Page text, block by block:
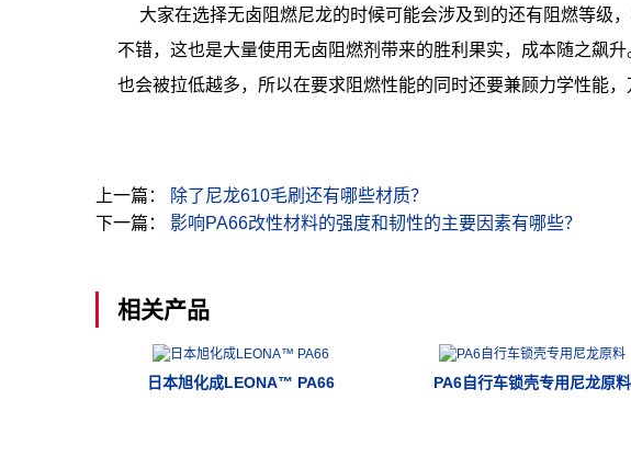
大家在选择无卤阻燃尼龙的时候可能会涉及到的还有阻燃等级
不错，这也是大量使用无卤阻燃剂带来的胜利果实，成本随之飙
也会被拉低越多，所以在要求阻燃性能的同时还要兼顾力学性能，
上一篇：
除了尼龙610毛刷还有哪些材质？
下一篇： 影响PA66改性材料的强度和韧性的主要因素有哪些？
相关产品
日本旭化成LEONA™ PA66 PA6自行车锁壳专用尼龙原料